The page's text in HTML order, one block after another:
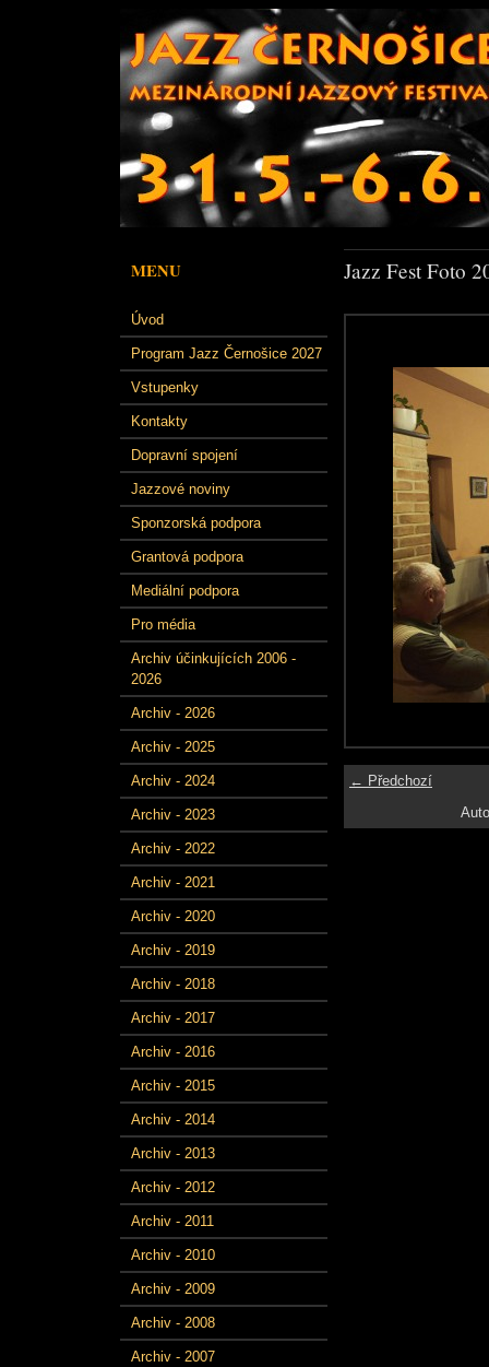
MENU
Úvod
Program Jazz Černošice 2027
Vstupenky
Kontakty
Dopravní spojení
Jazzové noviny
Sponzorská podpora
Grantová podpora
Mediální podpora
Pro média
Archiv účinkujících 2006 -
2026
Archiv - 2026
Archiv - 2025
Archiv - 2024
Archiv - 2023
Archiv - 2022
Archiv - 2021
Archiv - 2020
Archiv - 2019
Archiv - 2018
Archiv - 2017
Archiv - 2016
Archiv - 2015
Archiv - 2014
Archiv - 2013
Archiv - 2012
Archiv - 2011
Archiv - 2010
Archiv - 2009
Archiv - 2008
Archiv - 2007
Jazz Fest Foto
← Předchozí